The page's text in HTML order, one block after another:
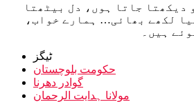
دیکھتا جاتا ہوں، دل بیٹھتا
لکھے بھائی… ہمارے خواب،
ہیں۔
ٹیگز
حکومت بلوچستان
گوادر دھرنا
مولانا ہدایت الرحمان